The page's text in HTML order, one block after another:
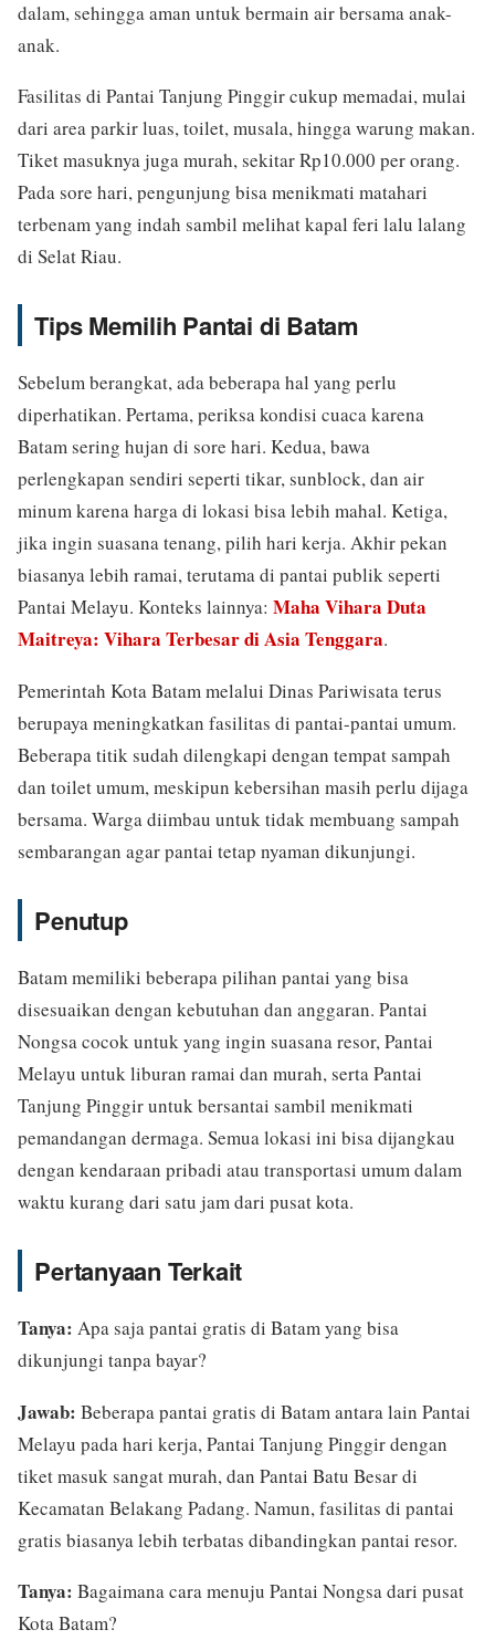
dalam, sehingga aman untuk bermain air bersama anak-
anak.
Fasilitas di Pantai Tanjung Pinggir cukup memadai, mulai
dari area parkir luas, toilet, musala, hingga warung makan.
Tiket masuknya juga murah, sekitar Rp10.000 per orang.
Pada sore hari, pengunjung bisa menikmati matahari
terbenam yang indah sambil melihat kapal feri lalu lalang
di Selat Riau.
Tips Memilih Pantai di Batam
Sebelum berangkat, ada beberapa hal yang perlu
diperhatikan. Pertama, periksa kondisi cuaca karena
Batam sering hujan di sore hari. Kedua, bawa
perlengkapan sendiri seperti tikar, sunblock, dan air
minum karena harga di lokasi bisa lebih mahal. Ketiga,
jika ingin suasana tenang, pilih hari kerja. Akhir pekan
biasanya lebih ramai, terutama di pantai publik seperti
Pantai Melayu. Konteks lainnya: Maha Vihara Duta
Maitreya: Vihara Terbesar di Asia Tenggara.
Pemerintah Kota Batam melalui Dinas Pariwisata terus
berupaya meningkatkan fasilitas di pantai-pantai umum.
Beberapa titik sudah dilengkapi dengan tempat sampah
dan toilet umum, meskipun kebersihan masih perlu dijaga
bersama. Warga diimbau untuk tidak membuang sampah
sembarangan agar pantai tetap nyaman dikunjungi.
Penutup
Batam memiliki beberapa pilihan pantai yang bisa
disesuaikan dengan kebutuhan dan anggaran. Pantai
Nongsa cocok untuk yang ingin suasana resor, Pantai
Melayu untuk liburan ramai dan murah, serta Pantai
Tanjung Pinggir untuk bersantai sambil menikmati
pemandangan dermaga. Semua lokasi ini bisa dijangkau
dengan kendaraan pribadi atau transportasi umum dalam
waktu kurang dari satu jam dari pusat kota.
Pertanyaan Terkait
Tanya: Apa saja pantai gratis di Batam yang bisa
dikunjungi tanpa bayar?
Jawab: Beberapa pantai gratis di Batam antara lain Pantai
Melayu pada hari kerja, Pantai Tanjung Pinggir dengan
tiket masuk sangat murah, dan Pantai Batu Besar di
Kecamatan Belakang Padang. Namun, fasilitas di pantai
gratis biasanya lebih terbatas dibandingkan pantai resor.
Tanya: Bagaimana cara menuju Pantai Nongsa dari pusat
Kota Batam?